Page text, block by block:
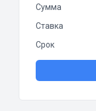
Сумма
Ставка
Срок